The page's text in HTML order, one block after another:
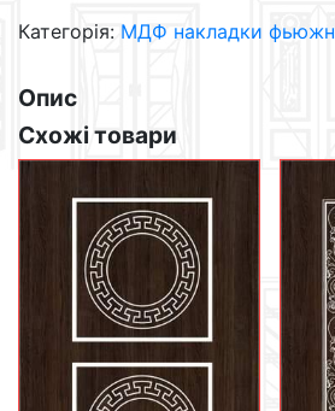
Категорія: МДФ накладки фьюжн
Опис
Схожі товари